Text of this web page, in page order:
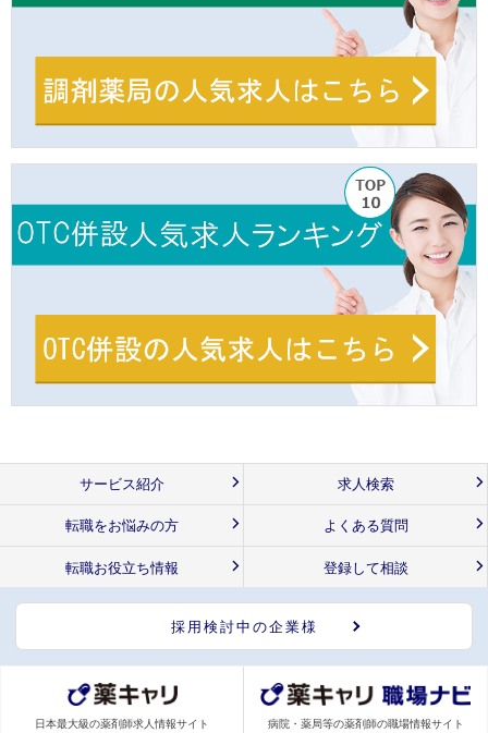
サービス紹介 求人検索
転職をお悩みの方 よくある質問
転職お役立ち情報 登録して相談
採用検討中の企業様
日本最大級の薬剤師求人情報サイト 病院・薬局等の薬剤師の職場情報サイト